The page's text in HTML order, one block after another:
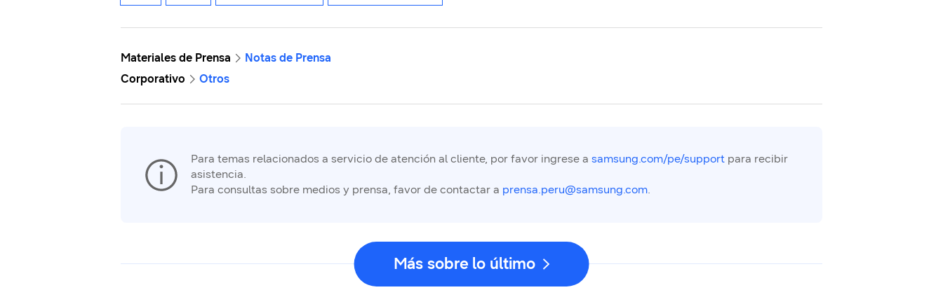
Materiales de Prensa
Notas de Prensa
Corporativo
Otros
Para temas relacionados a servicio de atención al cliente, por favor ingrese a samsung.com/pe/support para recibir
asistencia.
Para consultas sobre medios y prensa, favor de contactar a prensa.peru@samsung.com.
Más sobre lo último